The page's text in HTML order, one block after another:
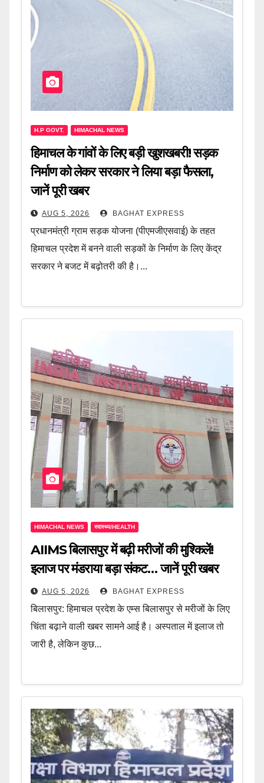
H.P GOVT. HIMACHAL NEWS
हिमाचल के गांवों के लिए बड़ी खुशखबरी! सड़क
निर्माण को लेकर सरकार ने लिया बड़ा फैसला,
जानें पूरी खबर
AUG 5, 2026 BAGHAT EXPRESS
प्रधानमंत्री ग्राम सड़क योजना (पीएमजीएसवाई) के तहत
हिमाचल प्रदेश में बनने वाली सड़कों के निर्माण के लिए केंद्र
सरकार ने बजट में बढ़ोतरी की है।...
HIMACHAL NEWS स्वास्थ्य/HEALTH
AIIMS बिलासपुर में बढ़ी मरीजों की मुश्किलें!
इलाज पर मंडराया बड़ा संकट… जानें पूरी खबर
AUG 5, 2026 BAGHAT EXPRESS
बिलासपुर: हिमाचल प्रदेश के एम्स बिलासपुर से मरीजों के लिए
चिंता बढ़ाने वाली खबर सामने आई है। अस्पताल में इलाज तो
जारी है, लेकिन कुछ...